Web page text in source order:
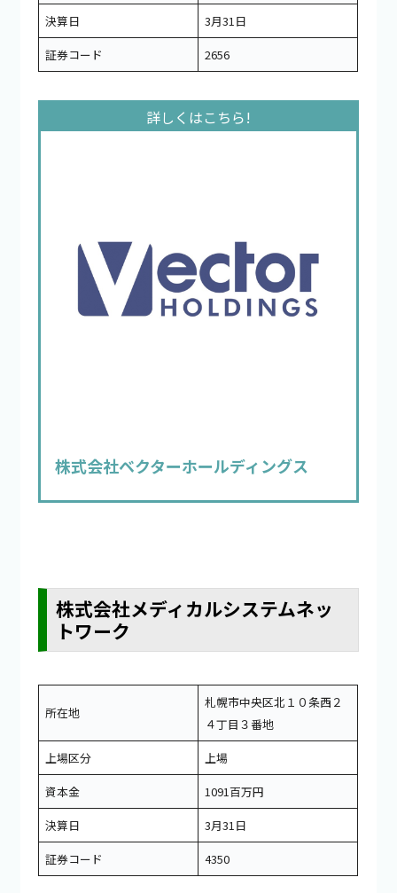
決算日
3月31日
証券コード
2656
株式会社ベクターホールディングス
株式会社メディカルシステムネッ
トワーク
所在地
札幌市中央区北１０条西２
４丁目３番地
上場区分
上場
資本金
1091百万円
決算日
3月31日
証券コード
4350